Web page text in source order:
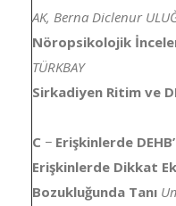
AK, Berna Diclenur
Nöropsikolojik
TÜRKBAY
Sirkadiyen Ritim ve
C − Erişkinlerde
Erişkinlerde Dikkat
Bozukluğunda Tanı